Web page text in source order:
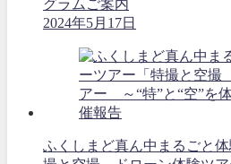
グラムご案内
2024年5月17日
ふくしまど真ん中まるごと